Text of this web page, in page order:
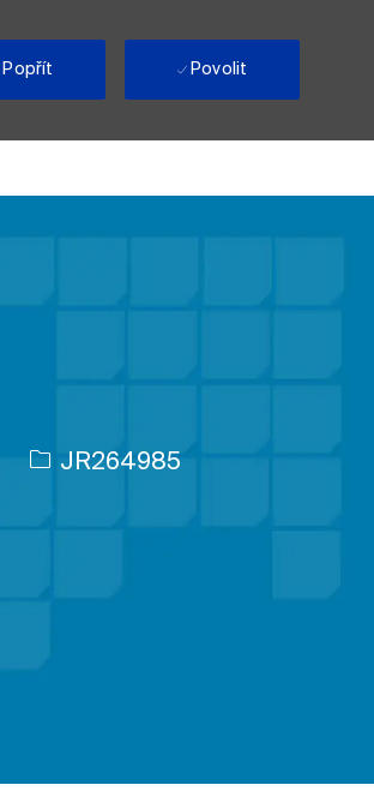
Popřít Povolit
ID úlohy
JR264985